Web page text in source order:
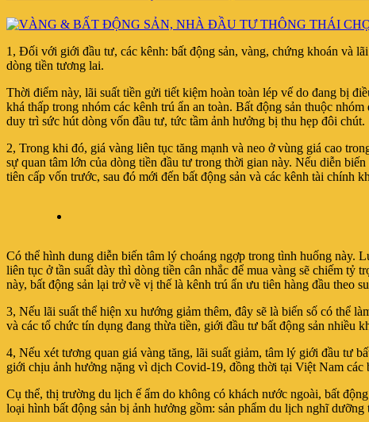
1, Đối với giới đầu tư, các kênh: bất động sản, vàng, chứng khoán và
dòng tiền tương lai.
Thời điểm này, lãi suất tiền gửi tiết kiệm hoàn toàn lép vế do đang bị
khá thấp trong nhóm các kênh trú ẩn an toàn. Bất động sản thuộc
duy trì sức hút dòng vốn đầu tư, tức tầm ảnh hưởng bị thu hẹp đôi chút.
2, Trong khi đó, giá vàng liên tục tăng mạnh và neo ở vùng giá cao
sự quan tâm lớn của dòng tiền đầu tư trong thời gian này. Nếu diễn
tiên cấp vốn trước, sau đó mới đến bất động sản và các kênh tài chính
Có thể hình dung diễn biến tâm lý choáng ngợp trong tình huống này.
liên tục ở tần suất dày thì dòng tiền cân nhắc để mua vàng sẽ chiếm
này, bất động sản lại trở về vị thế là kênh trú ẩn ưu tiên hàng đầu theo
3, Nếu lãi suất thể hiện xu hướng giảm thêm, đây sẽ là biến số có thể
và các tổ chức tín dụng đang thừa tiền, giới đầu tư bất động sản nhiều
4, Nếu xét tương quan giá vàng tăng, lãi suất giảm, tâm lý giới đầu tư
giới chịu ảnh hưởng nặng vì dịch Covid-19, đồng thời tại Việt Nam các
Cụ thể, thị trường du lịch ế ẩm do không có khách nước ngoài, bất
loại hình bất động sản bị ảnh hưởng gồm: sản phẩm du lịch nghĩ